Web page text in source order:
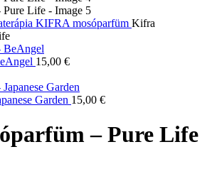
KIFRA mosóparfüm Kifra
15,00 €
Garden 15,00 €
– Pure Life